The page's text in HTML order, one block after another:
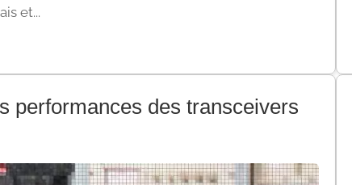
et...
performances des transceivers